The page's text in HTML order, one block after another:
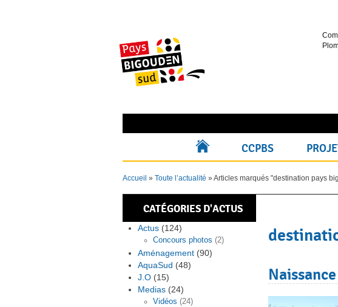
CCPBS
Accueil » Toute l’actualité » Articles marqués "destination pays
CATÉGORIES D'ACTUS
Actus (124)
Concours photos (2)
Aménagement (90)
AquaSud (48)
J.O (15)
Medias (24)
Vidéos (24)